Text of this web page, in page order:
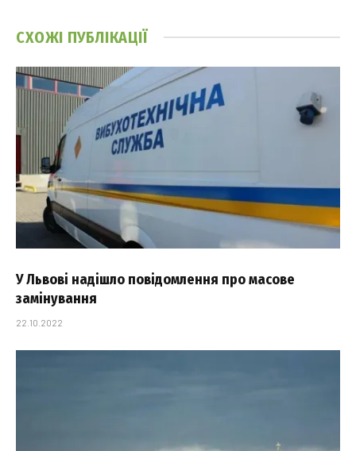
СХОЖІ ПУБЛІКАЦІЇ
У Львові надішло повідомлення про масове
замінування
22.10.2022